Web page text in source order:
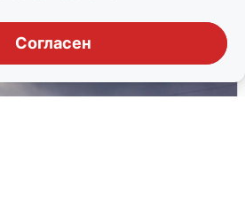
Согласен